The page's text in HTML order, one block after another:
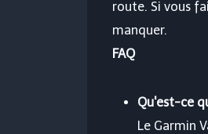
route. Si vous
manquer.
FAQ
Qu'est-ce
Le Garmin